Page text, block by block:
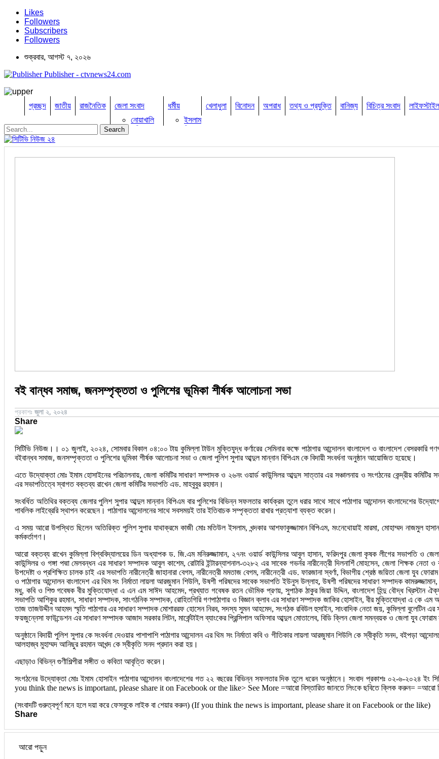
Likes
Followers
Subscribers
Followers
শুক্রবার, আগস্ট ৭, ২০২৬
Publisher - ctvnews24.com
প্রচ্ছদ জাতীয় রাজনৈতিক
জেলা সংবাদ
নোয়াখালি
নারায়নগঞ্জ
ব্রাহ্মণবাড়িয়া
ধর্মীয়
ইসলাম
খ্রিষ্টান
খেলাধুলা বিনোদন অপরাধ তথ্য ও প্রযুক্তি বানিজ্য বিচিত্র সংবাদ লাইফস্টাইল
বই বান্ধব সমাজ, জনসম্পৃক্ততা ও পুলিশের ভূমিকা শীর্ষক আলোচনা সভা
প্রকাশঃ জুলা ২, ২০২৪
Share
সিটিভি নিউজ।। ০১ জুলাই, ২০২৪, সোমবার বিকাল ০৪:০০ টায় কুমিল্লা টাউন মুক্তিযুদ্ধ কর্ণারের সেমিনার কক্ষে পাঠাগার আন্দোলন বাংলাদেশ ও বাংলাদেশ
বইবান্ধব সমাজ, জনসম্পৃক্ততা ও পুলিশের ভূমিকা শীর্ষক আলোচনা সভা ও জেলা পুলিশ সুপার আব্দুল মান্নান বিপিএম কে বিদায়ী সংবর্ধনা অনুষ্ঠান আয়োজিত হয়েছে।
এতে উদ্যোক্তা মোঃ ইমাম হোসাইনের পরিচালনায়, জেলা কমিটির সাধারণ সম্পাদক ও ২৬নং ওয়ার্ড কাউন্সিলর আব্দুস সাত্তার এর সঞ্চালনায় ও সংগঠনের কেন্দ্রীয়
এর সভাপতিত্বে স্বাগত বক্তব্য রাখেন জেলা কমিটির সভাপতি এড. মাহবুবুর রহমান।
সংবর্ধিত অতিথির বক্তব্য জেলার পুলিশ সুপার আব্দুল মান্নান বিপিএম বার পুলিশের বিভিন্ন সফলতার কার্যক্রম তুলে ধরার সাথে সাথে পাঠাগার আন্দোলন বাংলাদেশের
পাবলিক লাইব্রেরি স্থাপন করেছেন। পাঠাগার আন্দোলনের সাথে সবসময়ই তার ইতিবাচক সম্পৃক্ততা রাখার প্রত্যাশা ব্যক্ত করেন।
এ সময় আরো উপস্থিত ছিলেন অতিরিক্ত পুলিশ সুপার যাথাক্রমে কাজী মোঃ মতিউল ইসলাম, খন্দকার আশফাকুজ্জামান বিপিএম, মংনেথোয়াই মারমা, মোহাম্মদ নাজমুল
কর্মকর্তাগণ।
আরো বক্তব্য রাখেন কুমিল্লা বিশ্ববিদ্যালয়ের ডিন অধ্যাপক ড. জি.এম মনিরুজ্জামান, ২৭নং ওয়ার্ড কাউন্সিলর আবুল হাসান, ফরিদপুর জেলা কৃষক লীগের সভাপতি ও
কাউন্সিলর ও গঙ্গা পদ্মা মেলবন্ধন এর সাধারণ সম্পাদক আবুল কাশেম, রোটারি ইন্টারন্যাশনাল-৩২৮২ এর সাবেক গভর্নর নারীনেত্রী দিলনাশিঁ মোহসেন, জেলা শিক্ষক নেতা
উপদেষ্টা ও প্রশিক্ষিত চালক চাই এর সভাপতি নারীনেত্রী জাহানারা বেগম, নারীনেত্রী মমতাজ বেগম, নারীনেত্রী এড. ফারজানা স্বর্ণা, বিভাগীয় শ্রেষ্ঠ জয়িতা জেলা
ও পাঠাগার আন্দোলন বাংলাদেশ এর থিম সং নির্মাতা লায়লা আরজুমান শিউলি, উষশী পরিষদের সাবেক সভাপতি ইউনুস উল্লাহ, উষশী পরিষদের সাধারণ সম্পাদক
মধু, কবি ও শিশু গবেষক বীর মুক্তিযোদ্ধা এ এন এম সাঈদ আহমেদ, প্রখ্যাত গবেষক রতন ভৌমিক প্রণয়, সুপাঠক ঠাকুর জিয়া উদ্দিন, বাংলাদেশ হিন্দু বৌদ্ধ খ্রিস্টান ঐক্য
সভাপতি আশিকুর রহমান, সাধারণ সম্পাদক, সাংগঠনিক সম্পাদক, রোহিতগিরি গণপাঠাগার ও বিজ্ঞান ক্লাব এর সাধারণ সম্পাদক জাকির হোসাইন, বীর মুক্তিযোদ্ধা এ কে এম
তাজ তাজউদ্দীন আহমদ স্মৃতি পাঠাগার এর সাধারণ সম্পাদক মোশাররফ হোসেন নিরব, সদস্য সুমন আহমেদ, সংগঠক রবিউল হুসাইন, সাংবাদিক নেতা জয়, কুমিল্লা বুলেটিন
ফয়জুন্নেসা ফাউন্ডেশন এর সাধারণ সম্পাদক আজাদ সরকার লিটন, মার্কেন্টাইল ব্যাংকের প্রিন্সিপাল অফিসার আব্দুল মোতালেব, বিডি ক্লিন জেলা সমন্বয়ক ও জেলা যুব
অনুষ্ঠানে বিদায়ী পুলিশ সুপার কে সংবর্ধনা দেওয়ার পাশাপাশি পাঠাগার আন্দোলন এর থিম সং নির্মাতা কবি ও গীতিকার লায়লা আরজুমান শিউলি কে স্বীকৃতি সনদ, বইপড়া
আলহাজ্ব মুহাম্মদ আনিছুর রহমান আখন্দ কে স্বীকৃতি সনদ প্রদান করা হয়।
এছাড়াও বিভিন্ন গুণীশিল্পীরা সঙ্গীত ও কবিতা আবৃত্তি করেন।
সংগঠনের উদ্যোক্তা মোঃ ইমাম হোসাইন পাঠাগার আন্দোলন বাংলাদেশের গত ২২ বছরের বিভিন্ন সফলতার দিক তুলে ধরেন অনুষ্ঠানে। সংবাদ প্রকাশঃ ০২-৬-২০২৪ ইং
you think the news is important, please share it on Facebook or the like> See More =আরো বিস্তারিত জানতে লিংকে ছবিতে ক্লিক করুন= =আরো
(সংবাদটি গুরুত্বপূর্ণ মনে হলে দয়া করে ফেসবুকে লাইক বা শেয়ার করুন) (If you think the news is important, please share it on Facebook or the like)
Share
আরো পড়ুন